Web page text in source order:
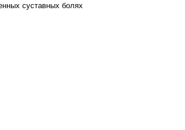
суставных болях